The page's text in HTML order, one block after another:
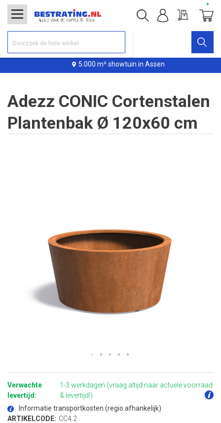
5.000 m² showtuin in Assen
Offerte
Adezz CONIC Cortenstalen
Plantenbak Ø 120x60 cm
naar
begin
van
de
afbeeldingen-
gallerij
Verwachte
levertijd:
1-3 werkdagen (vraag altijd naar actuele voorraad
& levertijd!)
Informatie transportkosten (regio afhankelijk)
ARTIKELCODE: CC4.2